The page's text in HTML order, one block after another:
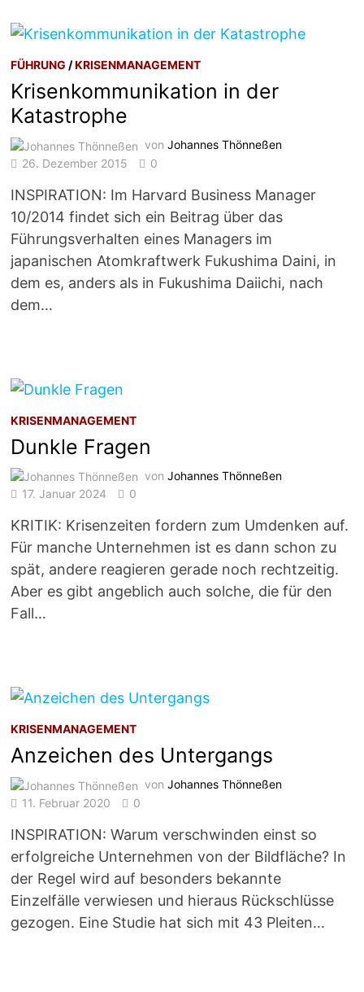
FÜHRUNG /KRISENMANAGEMENT
Krisenkommunikation in der
Katastrophe
vonJohannes Thönneßen
26. Dezember 2015
0
INSPIRATION: Im Harvard Business Manager
10/2014 findet sich ein Beitrag über das
Führungsverhalten eines Managers im
japanischen Atomkraftwerk Fukushima Daini, in
dem es, anders als in Fukushima Daiichi, nach
dem…
KRISENMANAGEMENT
Dunkle Fragen
vonJohannes Thönneßen
17. Januar 2024
0
KRITIK: Krisenzeiten fordern zum Umdenken auf.
Für manche Unternehmen ist es dann schon zu
spät, andere reagieren gerade noch rechtzeitig.
Aber es gibt angeblich auch solche, die für den
Fall…
KRISENMANAGEMENT
Anzeichen des Untergangs
vonJohannes Thönneßen
11. Februar 2020
0
INSPIRATION: Warum verschwinden einst so
erfolgreiche Unternehmen von der Bildfläche? In
der Regel wird auf besonders bekannte
Einzelfälle verwiesen und hieraus Rückschlüsse
gezogen. Eine Studie hat sich mit 43 Pleiten…